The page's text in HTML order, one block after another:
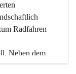
Radfahren
Neben dem
Unterberg